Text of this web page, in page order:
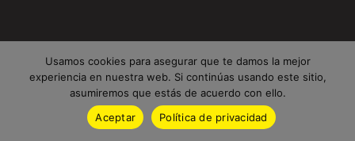
Usamos cookies para asegurar que te damos la mejor
experiencia en nuestra web. Si continúas usando este sitio,
asumiremos que estás de acuerdo con ello.
Aceptar
Política de privacidad